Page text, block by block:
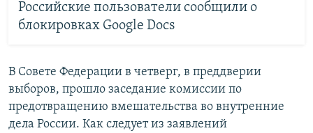
Российские пользователи сообщили о
блокировках Google Docs
В Совете Федерации в четверг, в преддверии
выборов, прошло заседание комиссии по
предотвращению вмешательства во внутренние
дела России. Как следует из заявлений